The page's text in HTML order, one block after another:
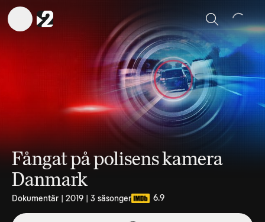
Sök
Fångat på polisens kamera
Danmark
Dokumentär | 2019 | 3 säsonger 6.9